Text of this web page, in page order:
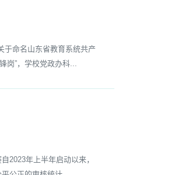
命名山东省教育系统共产
岗”，学校党政办科...
2023年上半年启动以来，